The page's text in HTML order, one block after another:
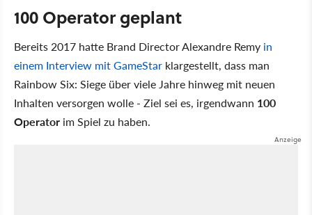
100 Operator geplant
Bereits 2017 hatte Brand Director Alexandre Remy in
einem Interview mit GameStar klargestellt, dass man
Rainbow Six: Siege über viele Jahre hinweg mit neuen
Inhalten versorgen wolle - Ziel sei es, irgendwann 100
Operator im Spiel zu haben.